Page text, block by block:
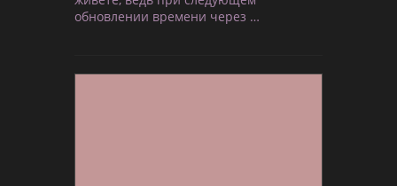
обновлении времени через …